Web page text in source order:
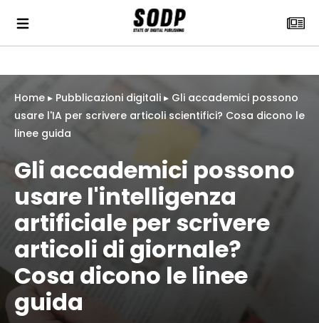
Home ▸ Pubblicazioni digitali ▸ Gli accademici possono
usare l'IA per scrivere articoli scientifici? Cosa dicono le
linee guida
Gli accademici possono
usare l'intelligenza
artificiale per scrivere
articoli di giornale?
Cosa dicono le linee
guida